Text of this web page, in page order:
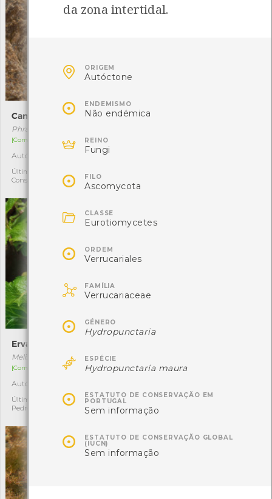
Caniço
Phragmites australis
[Comum]
Autóctone
Última observação por:
Constança
Salgueiro-preto
Erva-cidreira
Melissa officinalis
[Comum]
Autóctone
Última observação por: João
Pedro Fernandes
[Comum]
Última observação por: Maria
Leonor Silva
da zona intertidal.
 ORIGEM
Autóctone
 ENDEMISMO
Não endémica
 REINO
Fungi
 FILO
Ascomycota
 CLASSE
Eurotiomycetes
 ORDEM
Verrucariales
 FAMÍLIA
Verrucariaceae
 GÉNERO
Hydropunctaria
 ESPÉCIE
Hydropunctaria maura
 ESTATUTO DE CONSERVAÇÃO EM
PORTUGAL
Sem informação
 ESTATUTO DE CONSERVAÇÃO GLOBAL
(IUCN)
Sem informação